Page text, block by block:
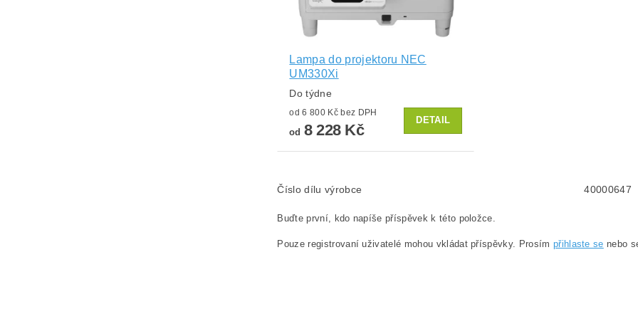
Lampa do projektoru NEC
UM330Xi
Do týdne
od 6 800 Kč bez DPH
od 8 228 Kč
DETAIL
Číslo dílu výrobce 40000647
Buďte první, kdo napíše příspěvek k této položce.
Pouze registrovaní uživatelé mohou vkládat příspěvky. Prosím přihlaste se nebo